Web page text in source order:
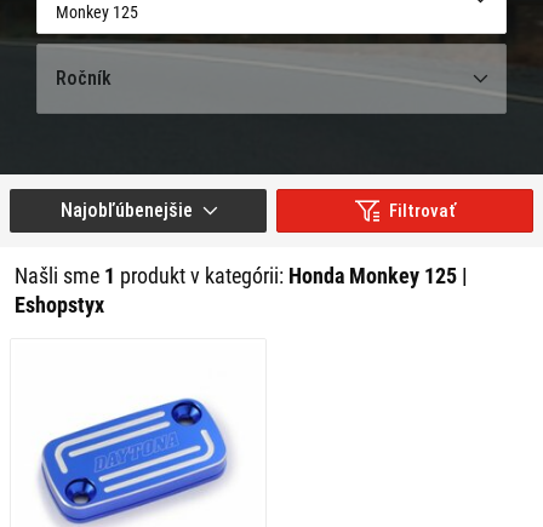
Monkey 125
Ročník
Filtrovať
Našli sme 1 produkt v kategórii: Honda Monkey 125 |
Eshopstyx
Najobľúbenejšie